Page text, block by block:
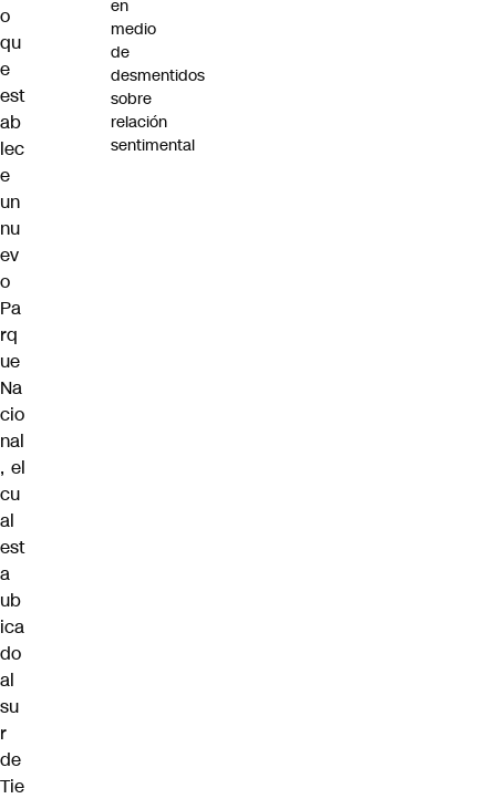
o
qu
e
est
ab
lec
e
un
nu
ev
o
Pa
rq
ue
Na
cio
nal
, el
cu
al
est
a
ub
ica
do
al
su
r
de
Tie
en
medio
de
desmentidos
sobre
relación
sentimental